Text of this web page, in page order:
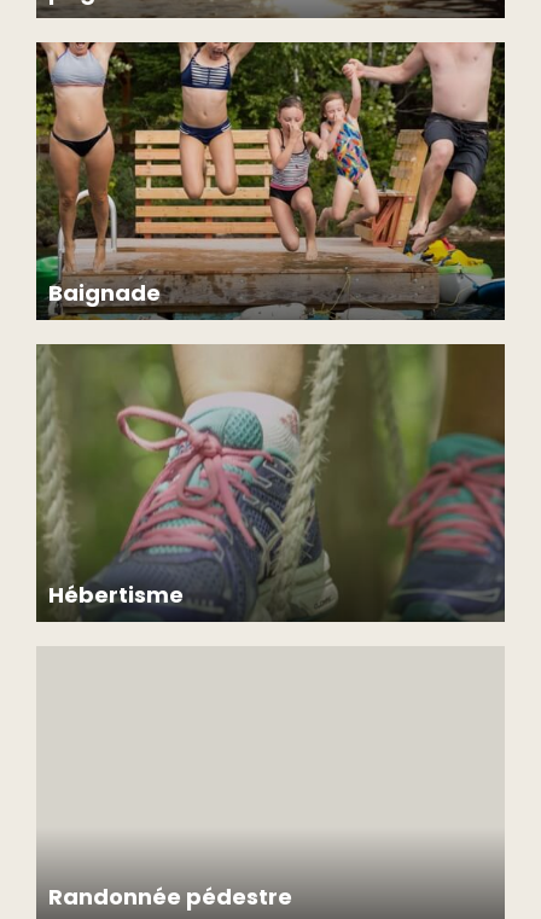
seules les embarcations appartenant à Chalets Lanaudière y sont
autorisées.
Baignade
Hébertisme
Randonnée pédestre